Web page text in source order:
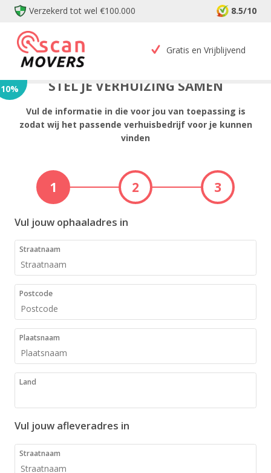
Verzekerd tot wel €100.000 8.5/10
Gratis en Vrijblijvend
10% STEL JE VERHUIZING SAMEN
Vul de informatie in die voor jou van toepassing is
zodat wij het passende verhuisbedrijf voor je kunnen
vinden
1 2 3
Vul jouw ophaaladres in
Straatnaam
Postcode
Plaatsnaam
Land
Vul jouw afleveradres in
Straatnaam